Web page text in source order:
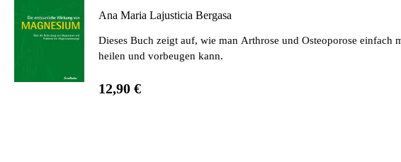
Ana Maria Lajusticia Bergasa
Dieses Buch zeigt auf, wie man Arthrose und Osteoporose einfach
heilen und vorbeugen kann.
12,90 €